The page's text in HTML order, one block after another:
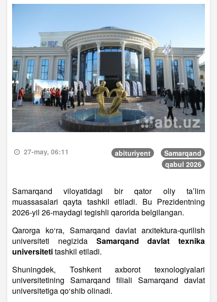
27-may, 06:11 abituriyent
Samarqand
qabul 2026
Samarqand viloyatidagi bir qator oliy ta’lim
muassasalari qayta tashkil etiladi. Bu Prezidentning
2026-yil 26-maydagi tegishli qarorida belgilangan.
Qarorga ko‘ra, Samarqand davlat arxitektura-qurilish
universiteti negizida Samarqand davlat texnika
universitetitashkil etiladi.
Shuningdek, Toshkent axborot texnologiyalari
universitetining Samarqand filiali Samarqand davlat
universitetiga qo‘shib olinadi.